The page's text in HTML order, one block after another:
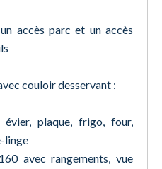
accès parc et un accès
couloir desservant :
évier, plaque, frigo, four,
linge
avec rangements, vue